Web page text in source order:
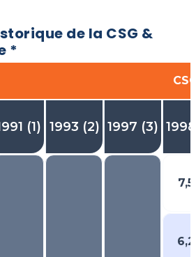
de la CSG &
*
(1) 1993 (2) 1997 (3)